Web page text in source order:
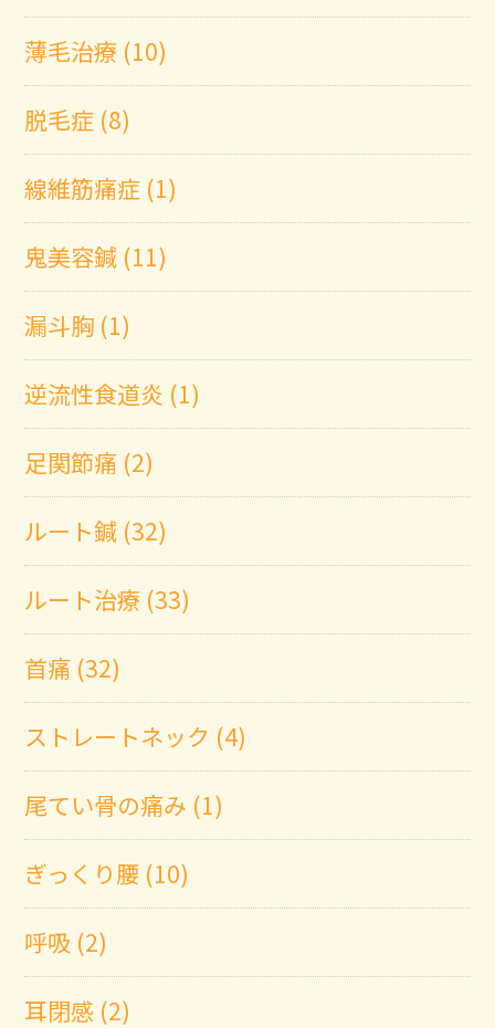
薄毛治療 (10)
脱毛症 (8)
線維筋痛症 (1)
鬼美容鍼 (11)
漏斗胸 (1)
逆流性食道炎 (1)
足関節痛 (2)
ルート鍼 (32)
ルート治療 (33)
首痛 (32)
ストレートネック (4)
尾てい骨の痛み (1)
ぎっくり腰 (10)
呼吸 (2)
耳閉感 (2)